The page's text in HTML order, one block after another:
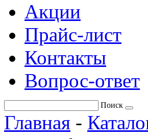
Акции
Прайс-лист
Контакты
Вопрос-ответ
Поиск
Главная -